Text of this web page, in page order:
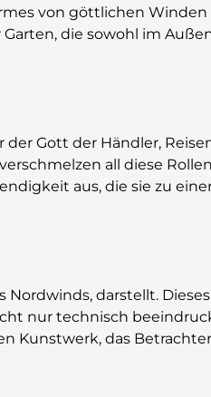
von göttlichen
die sowohl im
der Gott der Händler,
all diese
aus, die sie zu
darstellt.
nur technisch
Kunstwerk, das